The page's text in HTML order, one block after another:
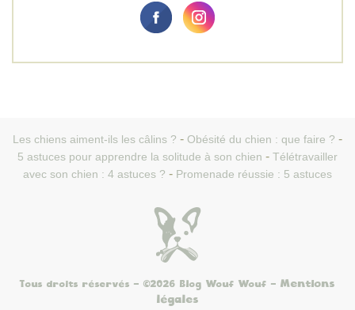
Les chiens aiment-ils les câlins ?
Obésité du chien : que faire ?
5 astuces pour apprendre la solitude à son chien
Télétravailler
avec son chien : 4 astuces ?
Promenade réussie : 5 astuces
Tous droits réservés - ©2026 Blog Wouf Wouf - Mentions
légales